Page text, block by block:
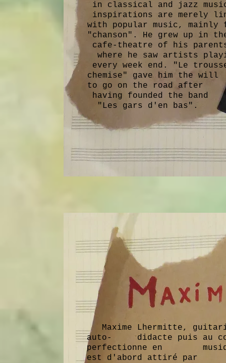
in classical and jazz
inspirations are merely
with popular music, mainly
"chanson". He grew up in
cafe-theatre of his
where he saw artists
every week end. "Le
chemise" gave him the will
to go on the road after
having founded the band
"Les gars d'en bas".
Maxime Lhermitte,
auto- didacte puis au
perfectionne en
est d'abord attiré par